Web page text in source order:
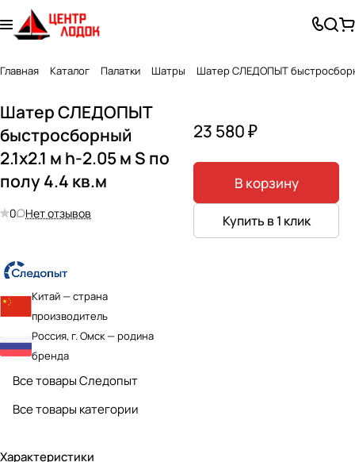
Главная Каталог Палатки Шатры Шатер СЛЕДОПЫТ
Шатер СЛЕДОПЫТ
быстросборный
2.1х2.1 м h-2.05 м S по
полу 4.4 кв.м
0 Нет отзывов
Китай — страна
производитель
Россия, г. Омск — родина
бренда
Все товары Следопыт
Все товары категории
Характеристики
23 580 ₽
В корзину
Купить в 1 клик